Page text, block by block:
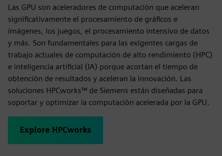
Las GPU son aceleradores de computación que aceleran
significativamente el procesamiento de gráficos e
imágenes, los juegos, el procesamiento intensivo de datos
y más. Son fundamentales para las exigentes cargas de
trabajo actuales de computación de alto rendimiento (HPC)
e inteligencia artificial (IA) porque acortan el tiempo de
obtención de resultados y aceleran la innovación. Las
soluciones HPCworks™ de Siemens están diseñadas para
soportar y optimizar la computación acelerada por la GPU.
Explore HPCworks